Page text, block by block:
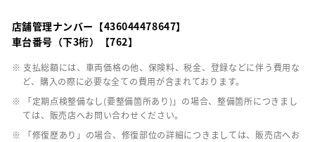
店舗管理ナンバー【436044478647】
車台番号（下3桁）【762】
※ 支払総額には、車両価格の他、保険料、税金、登録などに伴う費用な
ど、購入の際に必要な全ての費用が含まれております。
※ 「定期点検整備なし(要整備箇所あり)」の場合、整備箇所につきまし
ては、販売店へお問い合わせください。
※ 「修復歴あり」の場合、修復部位の詳細につきましては、販売店へお